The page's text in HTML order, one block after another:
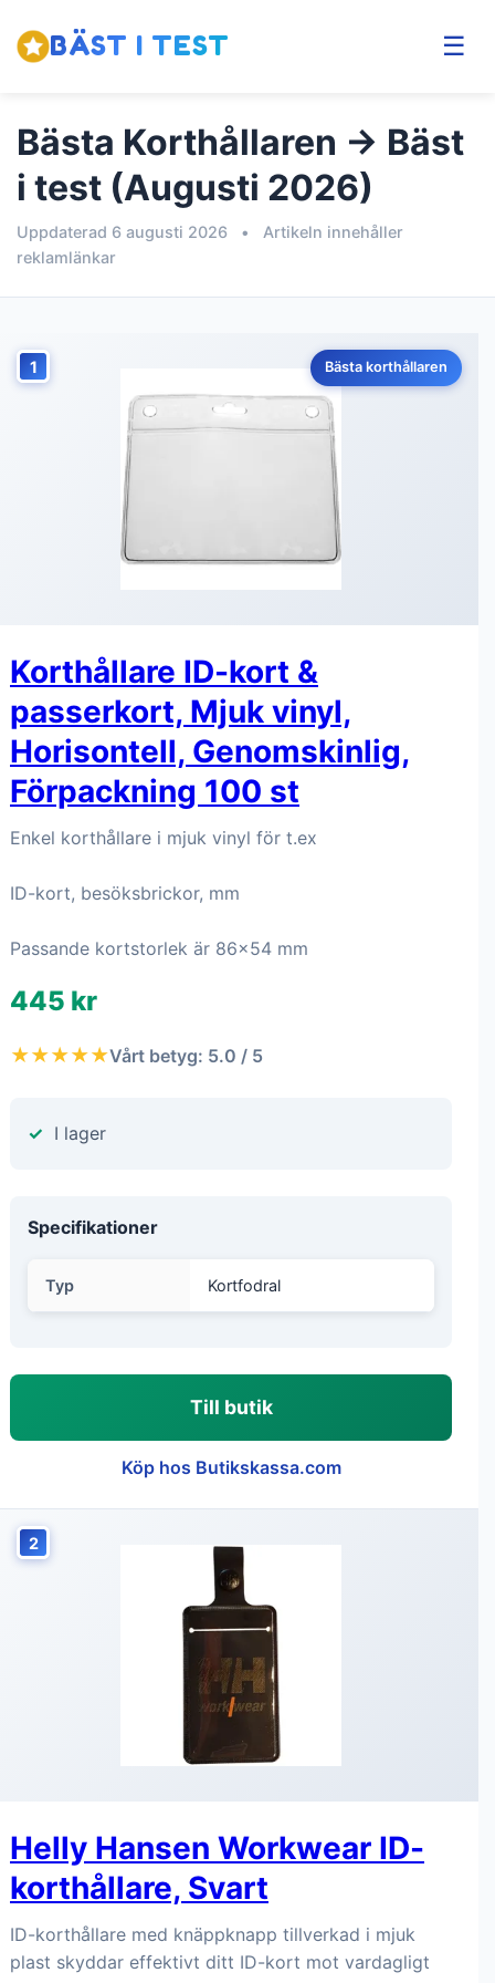
BÄST I TEST ☰
Bästa Korthållaren → Bäst
i test (Augusti 2026)
Uppdaterad 6 augusti 2026 •
Artikeln innehåller
reklamlänkar
1 Bästa korthållaren
Korthållare ID-kort &
passerkort, Mjuk vinyl,
Horisontell, Genomskinlig,
Förpackning 100 st
Enkel korthållare i mjuk vinyl för t.ex
ID-kort, besöksbrickor, mm
Passande kortstorlek är 86x54 mm
445 kr
★★★★★Vårt betyg: 5.0 / 5
I lager
Specifikationer
Typ Kortfodral
Till butik
Köp hos Butikskassa.com
2
Helly Hansen Workwear ID-
korthållare, Svart
ID-korthållare med knäppknapp tillverkad i mjuk
plast skyddar effektivt ditt ID-kort mot vardagligt